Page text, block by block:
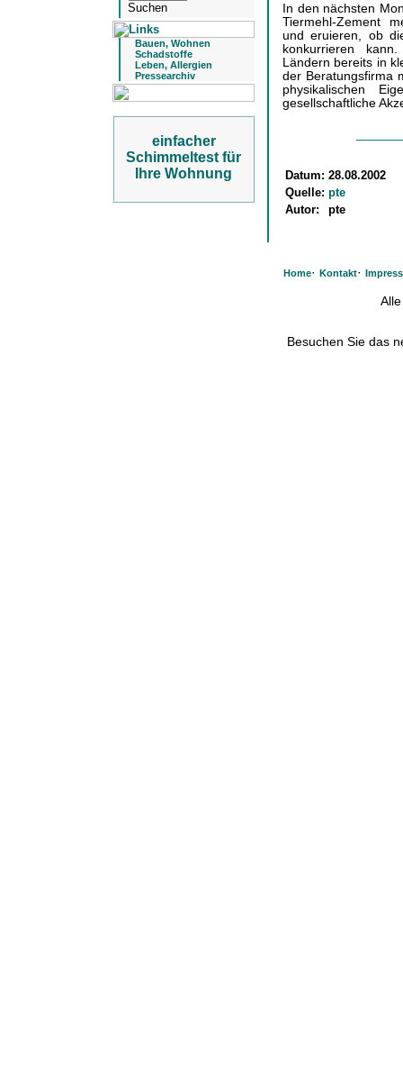
Bauen, Wohnen
Schadstoffe
Leben, Allergien
Pressearchiv
einfacher
Schimmeltest für
Ihre Wohnung
In den nächsten
Tiermehl-Zement
und eruieren, ob
konkurrieren
Ländern bereits in
der Beratungsfirma
physikalischen
gesellschaftliche
Datum: 28.08.2002
Quelle: pte
Autor:
pte
Home· Kontakt·
Besuchen Sie das